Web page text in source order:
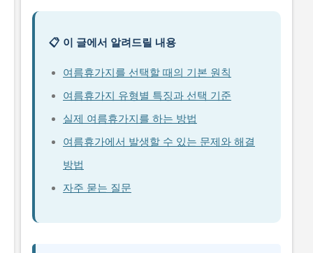
📋 이 글에서 알려드릴 내용
여름휴가지를 선택할 때의 기본 원칙
여름휴가지 유형별 특징과 선택 기준
실제 여름휴가지를 하는 방법
여름휴가에서 발생할 수 있는 문제와 해결
방법
자주 묻는 질문